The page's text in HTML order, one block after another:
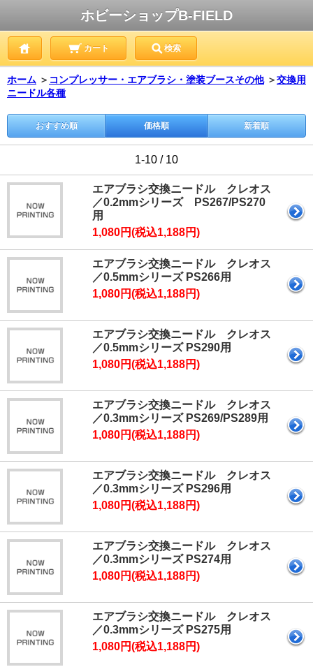
ホビーショップB-FIELD
カート 検索
ホーム ＞ コンプレッサー・エアブラシ・塗装ブースその他 ＞交換用
ニードル各種
おすすめ順 価格順 新着順
1-10 / 10
エアブラシ交換ニードル クレオス
／0.2mmシリーズ PS267/PS270
用
1,080円(税込1,188円)
エアブラシ交換ニードル クレオス
／0.5mmシリーズ PS266用
1,080円(税込1,188円)
エアブラシ交換ニードル クレオス
／0.5mmシリーズ PS290用
1,080円(税込1,188円)
エアブラシ交換ニードル クレオス
／0.3mmシリーズ PS269/PS289用
1,080円(税込1,188円)
エアブラシ交換ニードル クレオス
／0.3mmシリーズ PS296用
1,080円(税込1,188円)
エアブラシ交換ニードル クレオス
／0.3mmシリーズ PS274用
1,080円(税込1,188円)
エアブラシ交換ニードル クレオス
／0.3mmシリーズ PS275用
1,080円(税込1,188円)